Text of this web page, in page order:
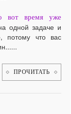
вот время уже
одной задаче и
потому что вас
ПРОЧИТАТЬ